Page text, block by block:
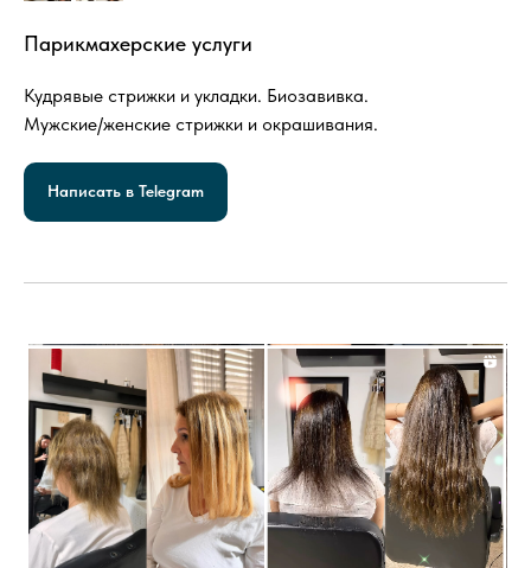
Парикмахерские услуги
Кудрявые стрижки и укладки. Биозавивка.
Мужские/женские стрижки и окрашивания.
Написать в Telegram